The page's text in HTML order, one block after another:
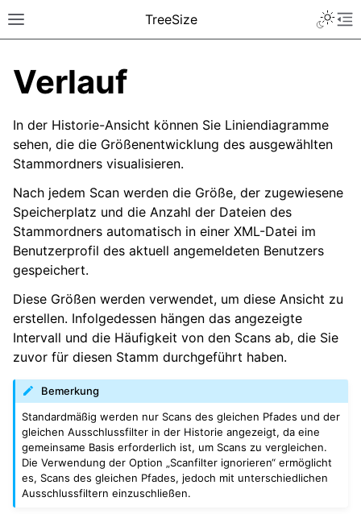
TreeSize
Verlauf
In der Historie-Ansicht können Sie Liniendiagramme
sehen, die die Größenentwicklung des ausgewählten
Stammordners visualisieren.
Nach jedem Scan werden die Größe, der zugewiesene
Speicherplatz und die Anzahl der Dateien des
Stammordners automatisch in einer XML-Datei im
Benutzerprofil des aktuell angemeldeten Benutzers
gespeichert.
Diese Größen werden verwendet, um diese Ansicht zu
erstellen. Infolgedessen hängen das angezeigte
Intervall und die Häufigkeit von den Scans ab, die Sie
zuvor für diesen Stamm durchgeführt haben.
Bemerkung
Standardmäßig werden nur Scans des gleichen Pfades und der
gleichen Ausschlussfilter in der Historie angezeigt, da eine
gemeinsame Basis erforderlich ist, um Scans zu vergleichen.
Die Verwendung der Option „Scanfilter ignorieren“ ermöglicht
es, Scans des gleichen Pfades, jedoch mit unterschiedlichen
Ausschlussfiltern einzuschließen.